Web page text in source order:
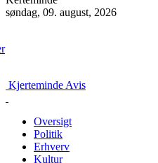
søndag, 09. august, 2026
Kjerteminde Avis
Oversigt
Politik
Erhverv
Kultur